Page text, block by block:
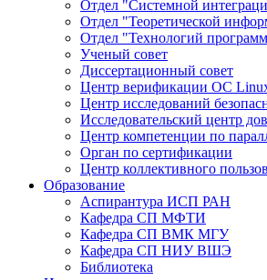
Отдел "Системной
Отдел "Теоретической
Отдел "Технологий
Ученый совет
Диссертационный совет
Центр верификации ОС
Центр исследований
Исследовательский центр
Центр компетенции по
Орган по сертификации
Центр коллективного
Образование
Аспирантура ИСП РАН
Кафедра СП МФТИ
Кафедра СП ВМК МГУ
Кафедра СП НИУ ВШЭ
Библиотека